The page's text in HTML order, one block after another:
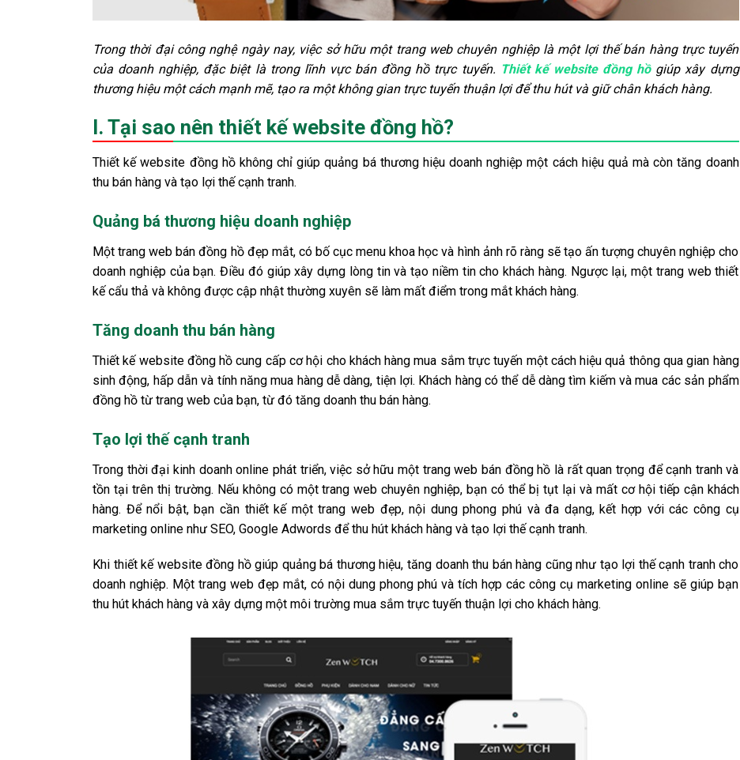
Trong thời đại công nghệ ngày nay, việc sở hữu một trang web chuyên nghiệp là một lợi thế bán hàng trực tuyến
của doanh nghiệp, đặc biệt là trong lĩnh vực bán đồng hồ trực tuyến. Thiết kế website đồng hồgiúp xây dựng
thương hiệu một cách mạnh mẽ, tạo ra một không gian trực tuyến thuận lợi để thu hút và giữ chân khách hàng.
I. Tại sao nên thiết kế website đồng hồ?
Thiết kế website đồng hồ không chỉ giúp quảng bá thương hiệu doanh nghiệp một cách hiệu quả mà còn tăng doanh
thu bán hàng và tạo lợi thế cạnh tranh.
Quảng bá thương hiệu doanh nghiệp
Một trang web bán đồng hồ đẹp mắt, có bố cục menu khoa học và hình ảnh rõ ràng sẽ tạo ấn tượng chuyên nghiệp cho
doanh nghiệp của bạn. Điều đó giúp xây dựng lòng tin và tạo niềm tin cho khách hàng. Ngược lại, một trang web thiết
kế cẩu thả và không được cập nhật thường xuyên sẽ làm mất điểm trong mắt khách hàng.
Tăng doanh thu bán hàng
Thiết kế website đồng hồ cung cấp cơ hội cho khách hàng mua sắm trực tuyến một cách hiệu quả thông qua gian hàng
sinh động, hấp dẫn và tính năng mua hàng dễ dàng, tiện lợi. Khách hàng có thể dễ dàng tìm kiếm và mua các sản phẩm
đồng hồ từ trang web của bạn, từ đó tăng doanh thu bán hàng.
Tạo lợi thế cạnh tranh
Trong thời đại kinh doanh online phát triển, việc sở hữu một trang web bán đồng hồ là rất quan trọng để cạnh tranh và
tồn tại trên thị trường. Nếu không có một trang web chuyên nghiệp, bạn có thể bị tụt lại và mất cơ hội tiếp cận khách
hàng. Để nổi bật, bạn cần thiết kế một trang web đẹp, nội dung phong phú và đa dạng, kết hợp với các công cụ
marketing online như SEO, Google Adwords để thu hút khách hàng và tạo lợi thế cạnh tranh.
Khi thiết kế website đồng hồ giúp quảng bá thương hiệu, tăng doanh thu bán hàng cũng như tạo lợi thế cạnh tranh cho
doanh nghiệp. Một trang web đẹp mắt, có nội dung phong phú và tích hợp các công cụ marketing online sẽ giúp bạn
thu hút khách hàng và xây dựng một môi trường mua sắm trực tuyến thuận lợi cho khách hàng.